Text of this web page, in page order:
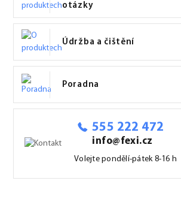
otázky
Údržba a čištění
Poradna
555 222 472
info@fexi.cz
Volejte pondělí-pátek 8-16 h